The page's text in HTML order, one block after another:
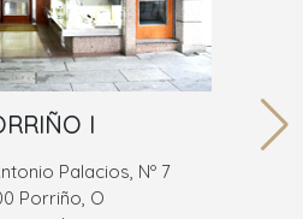
I
Palacios, Nº 7
Porriño, O